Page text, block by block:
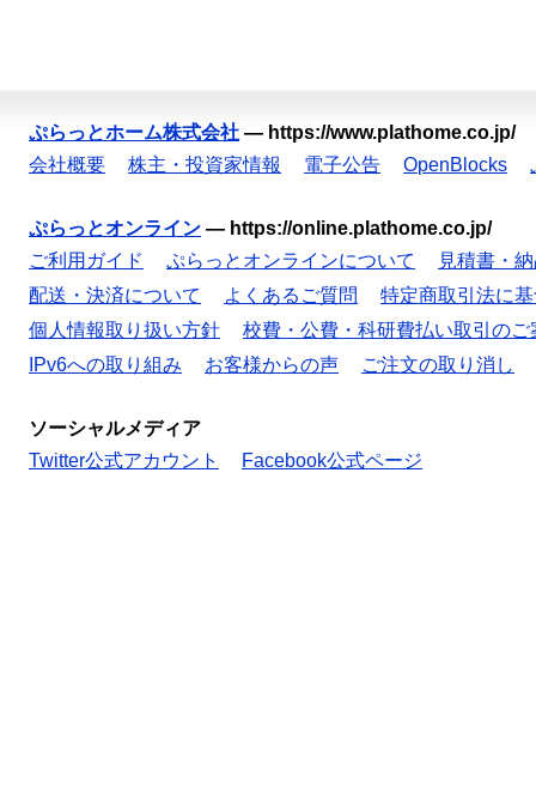
ぷらっとホーム株式会社 — https://www.plathome.co.jp/
会社概要
株主・投資家情報 電子公告 OpenBlocks
ぷらっとオンライン — https://online.plathome.co.jp/
ご利用ガイド
ぷらっとオンラインについて
見積書・
配送・決済について
よくあるご質問
特定商取引法に
個人情報取り扱い方針
校費・公費・科研費払い取引のご
IPv6への取り組み
お客様からの声 ご注文の取り消し
ソーシャルメディア
Twitter公式アカウント
Facebook公式ページ